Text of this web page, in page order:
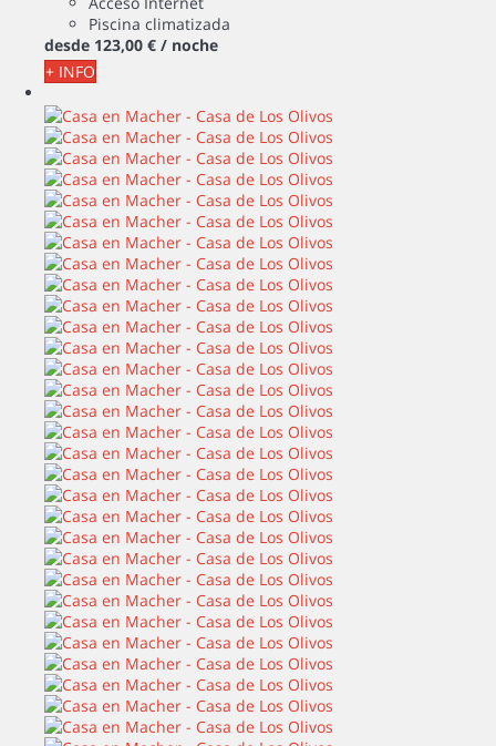
Piscina climatizada
desde 123,00 € / noche
+ INFO